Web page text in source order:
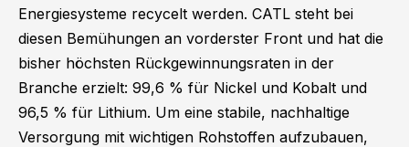
Energiesysteme recycelt werden. CATL steht bei
diesen Bemühungen an vorderster Front und hat die
bisher höchsten Rückgewinnungsraten in der
Branche erzielt: 99,6 % für Nickel und Kobalt und
96,5 % für Lithium. Um eine stabile, nachhaltige
Versorgung mit wichtigen Rohstoffen aufzubauen,